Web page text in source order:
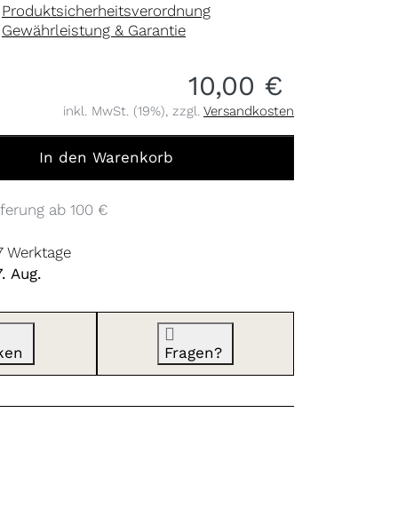
Produktsicherheitsverordnung
Gewährleistung & Garantie
10,00 €
inkl. MwSt. (19%), zzgl. Versandkosten
In den Warenkorb
ab 100 €
Werktage
Aug.
Fragen?